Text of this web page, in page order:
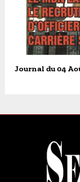
Journal du 04